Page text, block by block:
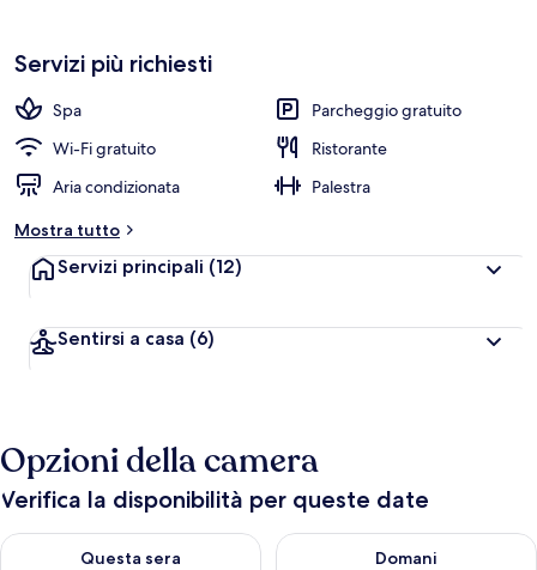
Servizi più richiesti
Spa
Parcheggio gratuito
Wi-Fi gratuito
Ristorante
Aria condizionata
Palestra
Mostra tutto
Servizi principali (12)
Sentirsi a casa (6)
Opzioni della camera
Verifica la disponibilità per queste date
Questa sera
Verifica la disponibilità per questa sera, ago 8 - ago 9
Domani
Verifica la disponibilità per